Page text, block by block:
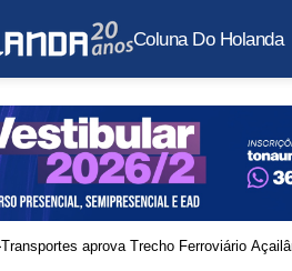
Coluna Do Holanda
Transportes aprova Trecho Ferroviário